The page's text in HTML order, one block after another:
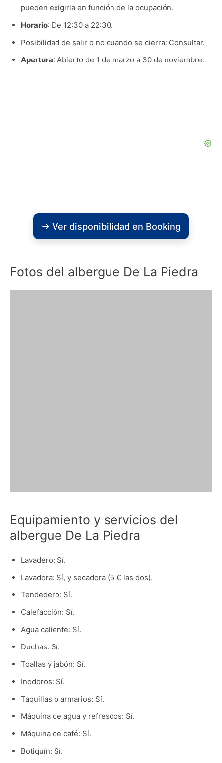
pueden exigirla en función de la ocupación.
Horario: De 12:30 a 22:30.
Posibilidad de salir o no cuando se cierra: Consultar.
Apertura: Abierto de 1 de marzo a 30 de noviembre.
→ Ver disponibilidad en Booking
Fotos del albergue De La Piedra
Equipamiento y servicios del
albergue De La Piedra
Lavadero: Sí.
Lavadora: Sí, y secadora (5 € las dos).
Tendedero: Sí.
Calefacción: Sí.
Agua caliente: Sí.
Duchas: Sí.
Toallas y jabón: Sí.
Inodoros: Sí.
Taquillas o armarios: Sí.
Máquina de agua y refrescos: Sí.
Máquina de café: Sí.
Botiquín: Sí.